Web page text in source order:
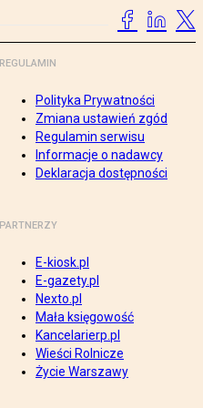
REGULAMIN
Polityka Prywatności
Zmiana ustawień zgód
Regulamin serwisu
Informacje o nadawcy
Deklaracja dostępności
PARTNERZY
E-kiosk.pl
E-gazety.pl
Nexto.pl
Mała księgowość
Kancelarierp.pl
Wieści Rolnicze
Życie Warszawy